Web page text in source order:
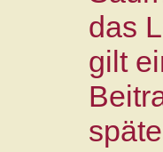
das
gilt